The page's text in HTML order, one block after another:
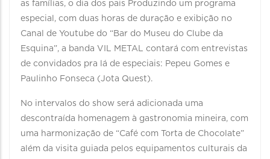
as famílias, o dia dos pais Produzindo um programa
especial, com duas horas de duração e exibição no
Canal de Youtube do “Bar do Museu do Clube da
Esquina”, a banda VIL METAL contará com entrevistas
de convidados pra lá de especiais: Pepeu Gomes e
Paulinho Fonseca (Jota Quest).
No intervalos do show será adicionada uma
descontraída homenagem à gastronomia mineira, com
uma harmonização de “Café com Torta de Chocolate”
além da visita guiada pelos equipamentos culturais da